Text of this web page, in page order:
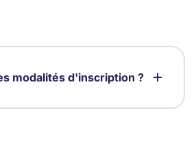
modalités d'inscription ?